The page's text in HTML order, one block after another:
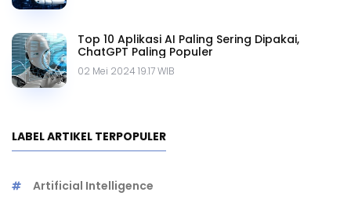
Top 10 Aplikasi AI Paling Sering Dipakai,
ChatGPT Paling Populer
02 Mei 2024 19.17 WIB
LABEL ARTIKEL TERPOPULER
Artificial Intelligence